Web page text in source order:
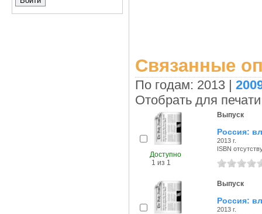
Связанные
По годам: 2013 |
Отобрать для
Доступно
1 из 1
Выпуск
Россия:
2013 г.
ISBN
Выпуск
Россия:
2013 г.